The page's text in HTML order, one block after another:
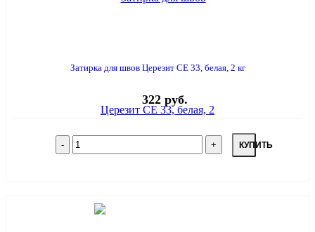
Затирка для швов Церезит СЕ 33, белая, 2 кг
322 руб.
КУПИТЬ